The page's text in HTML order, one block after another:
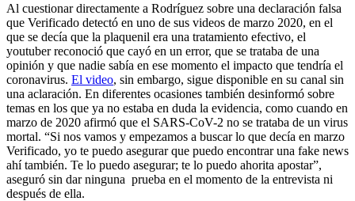
Al cuestionar directamente a Rodríguez sobre una declaración falsa
que Verificado detectó en uno de sus videos de marzo 2020, en el
que se decía que la plaquenil era una tratamiento efectivo, el
youtuber reconoció que cayó en un error, que se trataba de una
opinión y que nadie sabía en ese momento el impacto que tendría el
coronavirus. El video, sin embargo, sigue disponible en su canal sin
una aclaración. En diferentes ocasiones también desinformó sobre
temas en los que ya no estaba en duda la evidencia, como cuando en
marzo de 2020 afirmó que el SARS-CoV-2 no se trataba de un virus
mortal. “Si nos vamos y empezamos a buscar lo que decía en marzo
Verificado, yo te puedo asegurar que puedo encontrar una fake news
ahí también. Te lo puedo asegurar; te lo puedo ahorita apostar”,
aseguró sin dar ninguna prueba en el momento de la entrevista ni
después de ella.